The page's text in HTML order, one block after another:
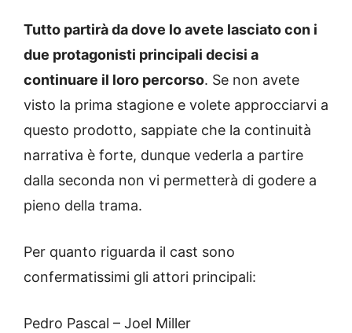
Tutto partirà da dove lo avete lasciato con i
due protagonisti principali decisi a
continuare il loro percorso. Se non avete
visto la prima stagione e volete approcciarvi a
questo prodotto, sappiate che la continuità
narrativa è forte, dunque vederla a partire
dalla seconda non vi permetterà di godere a
pieno della trama.
Per quanto riguarda il cast sono
confermatissimi gli attori principali:
Pedro Pascal – Joel Miller